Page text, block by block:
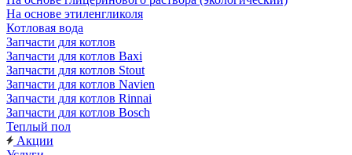
На основе этиленгликоля
Котловая вода
Запчасти для котлов
Запчасти для котлов Baxi
Запчасти для котлов Stout
Запчасти для котлов Navien
Запчасти для котлов Rinnai
Запчасти для котлов Bosch
Теплый пол
Акции